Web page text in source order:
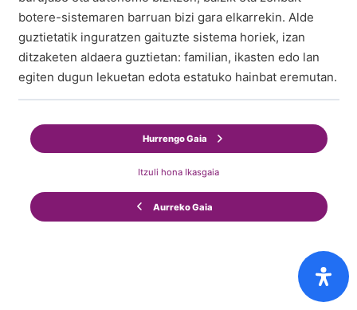
botere-sistemaren barruan bizi gara elkarrekin. Alde
guztietatik inguratzen gaituzte sistema horiek, izan
ditzaketen aldaera guztietan: familian, ikasten edo lan
egiten dugun lekuetan edota estatuko hainbat eremutan.
Aurreko Gaia
Itzuli hona Ikasgaia
Hurrengo Gaia